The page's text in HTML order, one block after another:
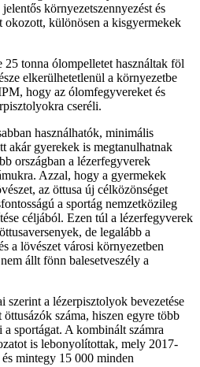
környezetszennyezést és
okozott, különösen a kisgyermekek
25 tonna ólompelletet használtak föl
elkerülhetetlenül a környezetbe
hogy az ólomfegyvereket és
cseréli.
használhatók, minimális
akár gyerekek is megtanulhatnak
országban a lézerfegyverek
Azzal, hogy a gyermekek
az öttusa új célközönséget
a sportág nemzetközileg
céljából. Ezen túl a lézerfegyverek
de legalább a
a lövészet városi környezetben
állt fönn balesetveszély a
szerint a lézerpisztolyok bevezetése
száma, hiszen egyre több
sportágat. A kombinált számra
is lebonyolítottak, mely 2017-
mintegy 15 000 minden